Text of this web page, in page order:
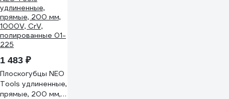
1 483 ₽
Плоскогубцы NEO
Tools удлиненные,
прямые, 200 мм,